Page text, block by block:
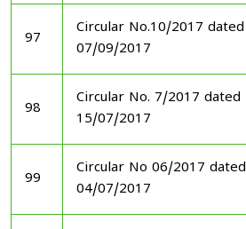
97
Circular No.10/2017 dated
07/09/2017
98
Circular No. 7/2017 dated
15/07/2017
99
Circular No 06/2017 dated
04/07/2017